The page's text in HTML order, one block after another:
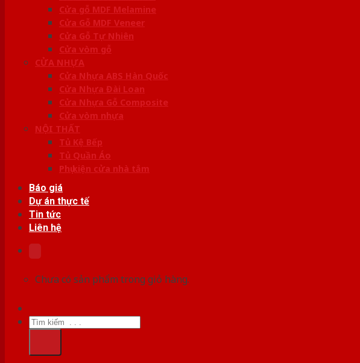
Cửa gỗ MDF Melamine
Cửa Gỗ MDF Veneer
Cửa Gỗ Tự Nhiên
Cửa vòm gỗ
CỬA NHỰA
Cửa Nhựa ABS Hàn Quốc
Cửa Nhựa Đài Loan
Cửa Nhựa Gỗ Composite
Cửa vòm nhựa
NỘI THẤT
Tủ Kệ Bếp
Tủ Quần Áo
Phụ kiện cửa nhà tắm
Báo giá
Dự án thực tế
Tin tức
Liên hệ
Chưa có sản phẩm trong giỏ hàng.
Tìm
kiếm: